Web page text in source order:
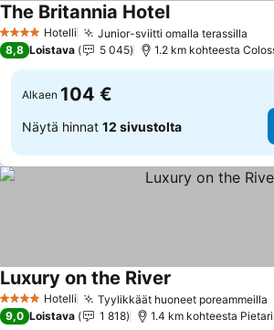
4 Tähtiluokitus
Hotelli Junior-sviitti omalla terassilla
The Britannia HotelKatso hinnat
8,8 Loistava 5 045 1.2 km kohteesta
Alkaen 104 €
Näytä hinnat 12 sivustolta
4 Tähtiluokitus
Hotelli Tyylikkäät huoneet poreammeilla
Luxury on the River
9,0 Loistava 1 818 1.4 km kohteesta